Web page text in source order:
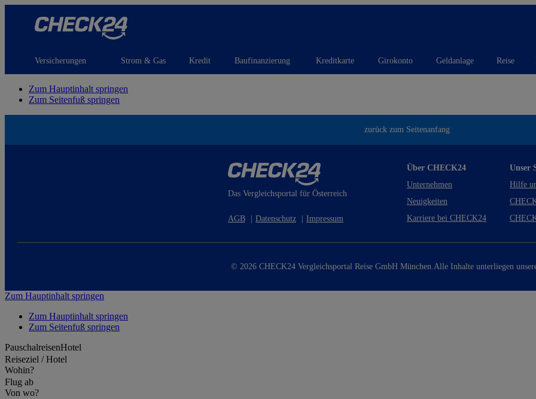
Versicherungen Strom & Gas Kredit Baufinanzierung Kreditkarte Girokonto Geldanlage Reise
Zum Hauptinhalt springen
Zum Seitenfuß springen
zurück zum Seitenanfang
Das Vergleichsportal für Österreich
AGB Datenschutz Impressum
Über CHECK24
Unternehmen
Neuigkeiten
Karriere bei CHECK24
Unser
Hilfe
© 2026 CHECK24 Vergleichsportal Reise GmbH München.Alle Inhalte unterliegen
Zum Hauptinhalt springen
Zum Hauptinhalt springen
Zum Seitenfuß springen
PauschalreisenHotel
Reiseziel / Hotel
Wohin?
Flug ab
Von wo?